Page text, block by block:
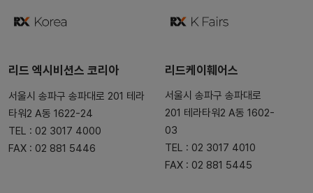
리드 엑시비션스 코리아
서울시 송파구 송파대로 201 테라
타워2 A동 1622-24
TEL : 02 3017 4000
FAX : 02 881 5446
리드케이훼어스
서울시 송파구 송파대로
201 테라타워2 A동 1602-
03
TEL : 02 3017 4010
FAX : 02 881 5445